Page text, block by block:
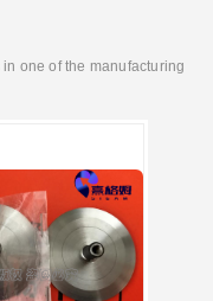
one of the manufacturing